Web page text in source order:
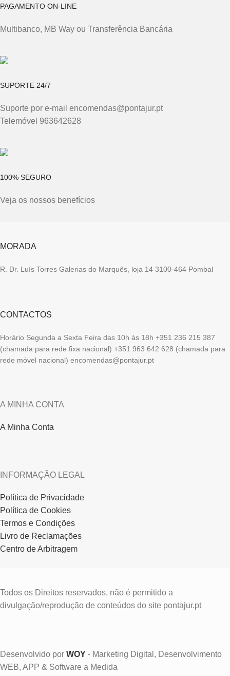
PAGAMENTO ON-LINE
Multibanco, MB Way ou Transferência Bancária
SUPORTE 24/7
Suporte por e-mail encomendas@pontajur.pt
Telemóvel 963642628
100% SEGURO
Veja os nossos benefícios
MORADA
R. Dr. Luís Torres Galerias do Marquês, loja 14 3100-464 Pombal
CONTACTOS
Horário Segunda a Sexta Feira das 10h às 18h +351 236 215 387
(chamada para rede fixa nacional) +351 963 642 628 (chamada para
rede móvel nacional) encomendas@pontajur.pt
A MINHA CONTA
A Minha Conta
INFORMAÇÃO LEGAL
Política de Privacidade
Política de Cookies
Termos e Condições
Livro de Reclamações
Centro de Arbitragem
Todos os Direitos reservados, não é permitido a
divulgação/reprodução de conteúdos do site pontajur.pt
Desenvolvido por WOY - Marketing Digital, Desenvolvimento
WEB, APP & Software a Medida